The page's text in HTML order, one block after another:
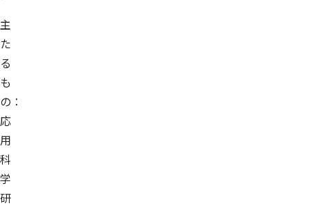
主
た
る
も
の：
応
用
科
学
研